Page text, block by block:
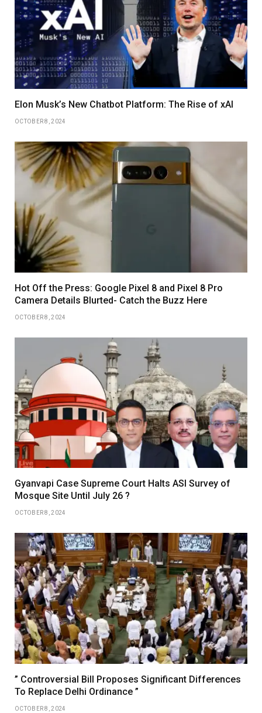
Elon Musk’s New Chatbot Platform: The Rise of xAI
OCTOBER 8, 2024
Hot Off the Press: Google Pixel 8 and Pixel 8 Pro
Camera Details Blurted- Catch the Buzz Here
OCTOBER 8, 2024
Gyanvapi Case Supreme Court Halts ASI Survey of
Mosque Site Until July 26 ?
OCTOBER 8, 2024
” Controversial Bill Proposes Significant Differences
To Replace Delhi Ordinance ”
OCTOBER 8, 2024